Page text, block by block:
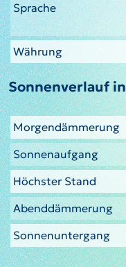
Sprache
Währung
Sonnenverlauf
Morgendämmerung
Sonnenaufgang
Höchster Stand
Abenddämmerung
Sonnenuntergang